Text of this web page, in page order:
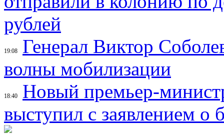
рублей
19:08
Генерал Виктор
волны мобилизации
18:40
Новый премьер-
выступил с заявлением